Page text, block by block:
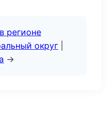
регионе
округ
→